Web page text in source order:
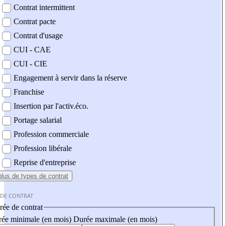
Contrat intermittent
Contrat pacte
Contrat d'usage
CUI - CAE
CUI - CIE
Engagement à servir dans la réserve
Franchise
Insertion par l'activ.éco.
Portage salarial
Profession commerciale
Profession libérale
Reprise d'entreprise
de types de contrat
CONTRAT
de contrat
minimale (en mois) Durée maximale (en mois)